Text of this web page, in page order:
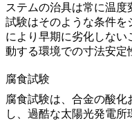
ステムの治具は常に温
試験はそのような条件を
により早期に劣化しな
動する環境での寸法安定
腐食試験
腐食試験は、合金の酸化
し、過酷な太陽光発電所